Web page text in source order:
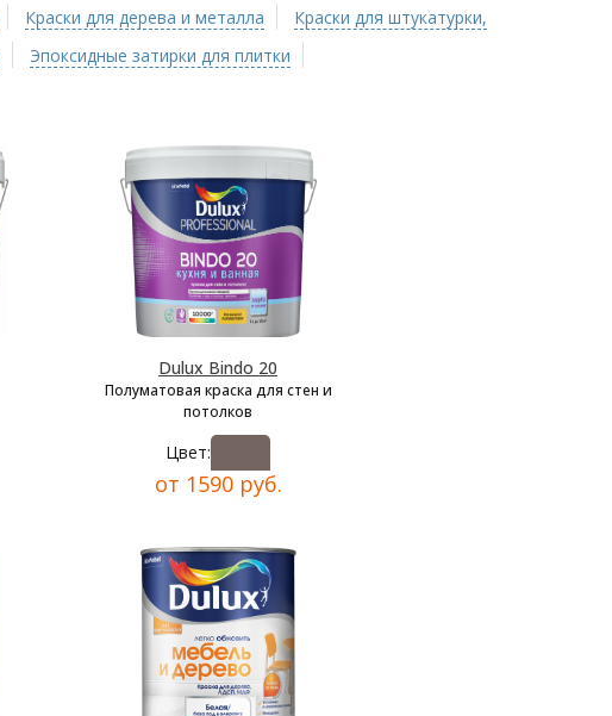
Краски для дерева и металла
Краски для штукатурки,
Эпоксидные затирки для плитки
Dulux Bindo 20
Полуматовая краска для стен и
потолков
Цвет:
от 1590 руб.